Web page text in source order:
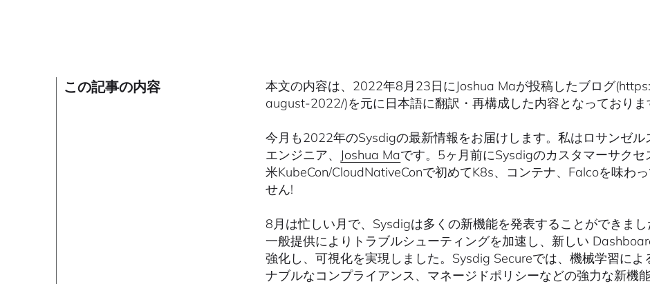
この記事の内容
本文の内容は、2022年8月23日にJoshua Maが投稿したブログ
august-2022/)を元に日本語に翻訳・再構成した内容となっておりま
今月も2022年のSysdigの最新情報をお届けします。私はロサンゼル
エンジニア、 Joshua Maです。5ヶ月前にSysdigのカスタマーサク
米KubeCon/CloudNativeConで初めてK8s、コンテナ、Falcoを味わ
せん!
8月は忙しい月で、Sysdigは多くの新機能を発表することができま
一般提供によりトラブルシューティングを加速し、新しい
強化し、可視化を実現しました。Sysdig Secureでは、機械学習に
ナブルなコンプライアンス、マネージドポリシーなどの強力な新機